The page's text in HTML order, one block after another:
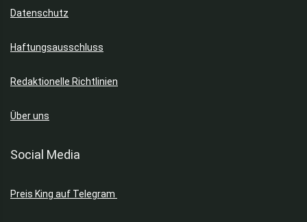
Datenschutz
Haftungsausschluss
Redaktionelle Richtlinien
Über uns
Social Media
Preis King auf Telegram